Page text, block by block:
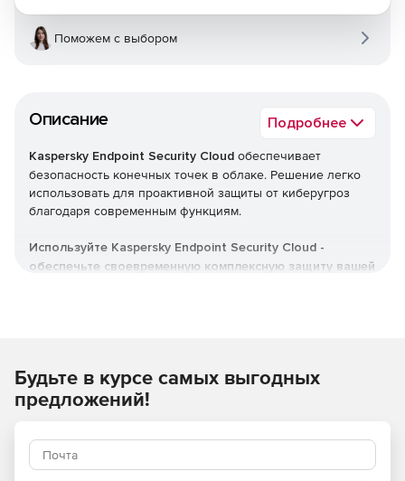
Описание Подробнее
Kaspersky Endpoint Security Cloud обеспечивает
безопасность конечных точек в облаке. Решение легко
использовать для проактивной защиты от киберугроз
благодаря современным функциям.
Используйте Kaspersky Endpoint Security Cloud -
обеспечьте своевременную комплексную защиту вашей
Преимущества для бизнеса:
Поможем с выбором
Будьте в курсе самых выгодных
предложений!